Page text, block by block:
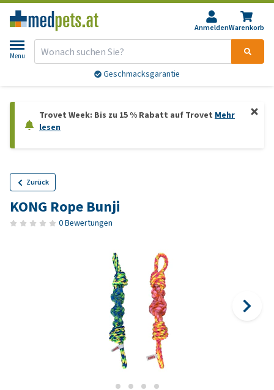
AnmeldenWarenkorb
Menu
Geschmacksgarantie
Trovet Week: Bis zu 15 % Rabatt auf Trovet Mehr
lesen
Zurück
KONG Rope Bunji
0 Bewertungen